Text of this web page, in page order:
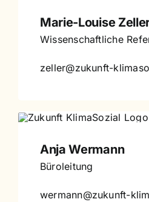
Marie-Louise
Wissenschaftliche
zeller@zukunft-
Anja Wermann
Büroleitung
wermann@zukunft-